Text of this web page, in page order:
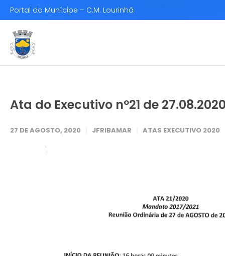
Portal do Munícipe – C.M. Lourinhã
Ata do Executivo nº21 de
27 DE AGOSTO, 2020 JFRIBAMAR ATAS EXECUTIVO 2020